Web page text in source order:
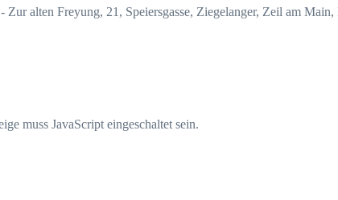
alten Freyung, 21, Speiersgasse, Ziegelanger, Zeil am
muss JavaScript eingeschaltet sein.